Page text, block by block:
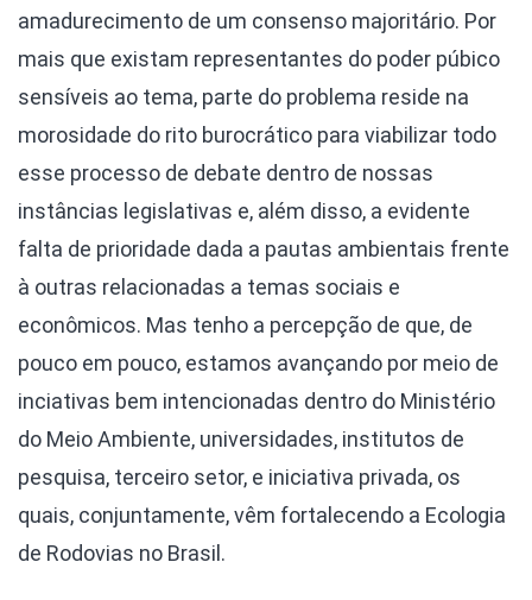
amadurecimento de um consenso majoritário. Por
mais que existam representantes do poder púbico
sensíveis ao tema, parte do problema reside na
morosidade do rito burocrático para viabilizar todo
esse processo de debate dentro de nossas
instâncias legislativas e, além disso, a evidente
falta de prioridade dada a pautas ambientais frente
à outras relacionadas a temas sociais e
econômicos. Mas tenho a percepção de que, de
pouco em pouco, estamos avançando por meio de
inciativas bem intencionadas dentro do Ministério
do Meio Ambiente, universidades, institutos de
pesquisa, terceiro setor, e iniciativa privada, os
quais, conjuntamente, vêm fortalecendo a Ecologia
de Rodovias no Brasil.